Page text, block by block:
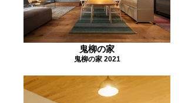
鬼柳の家
鬼柳の家 2021